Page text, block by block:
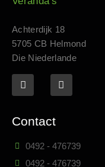
Achterdijk 18
5705 CB Helmond
Die Niederlande
Contact
0492 - 476739
0492 - 476739